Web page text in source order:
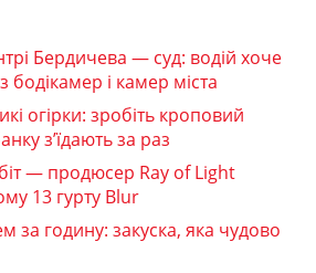
Бердичева — суд: водій хоче
бодікамер і камер міста
огірки: зробіть кроповий
з’їдають за раз
— продюсер Ray of Light
13 гурту Blur
за годину: закуска, яка чудово